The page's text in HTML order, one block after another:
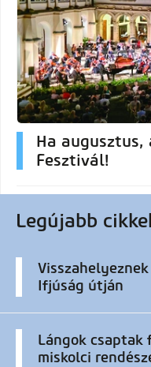
Ha augusztus,
Fesztivál!
Legújabb
Ifjúság útján
Lángok csaptak
miskolci